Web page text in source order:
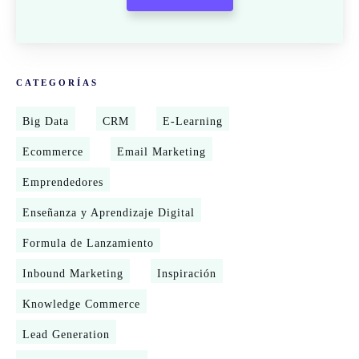
CATEGORÍAS
Big Data CRM E-Learning
Ecommerce Email Marketing
Emprendedores
Enseñanza y Aprendizaje Digital
Formula de Lanzamiento
Inbound Marketing Inspiración
Knowledge Commerce
Lead Generation